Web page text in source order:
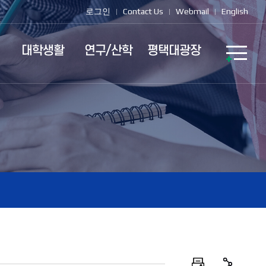
로그인 Contact Us Webmail English
대학생활 연구/산학 평택대광장